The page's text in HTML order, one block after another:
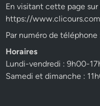
En visitant cette page
https://
Par numéro de
Horaires
Lundi-vendredi : 9h00-
Samedi et dimanche :